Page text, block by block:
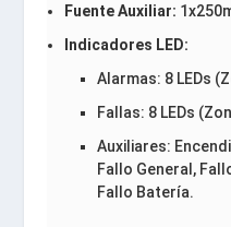
Fuente Auxiliar:
Indicadores LED:
Alarmas: 8 LEDs
Fallas: 8 LEDs
Auxiliares:
Fallo General,
Fallo Batería.